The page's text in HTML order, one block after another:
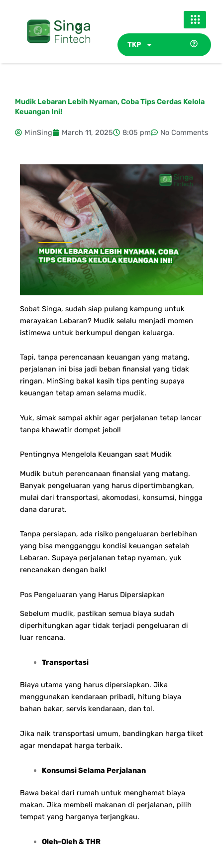
TKP
Mudik Lebaran Lebih Nyaman, Coba Tips Cerdas Kelola
Keuangan Ini!
MinSing March 11, 2025 8:05 pm No Comments
Sobat Singa, sudah siap pulang kampung untuk
merayakan Lebaran? Mudik selalu menjadi momen
istimewa untuk berkumpul dengan keluarga.
Tapi, tanpa perencanaan keuangan yang matang,
perjalanan ini bisa jadi beban finansial yang tidak
ringan. MinSing bakal kasih tips penting supaya
keuangan tetap aman selama mudik.
Yuk, simak sampai akhir agar perjalanan tetap lancar
tanpa khawatir dompet jebol!
Pentingnya Mengelola Keuangan saat Mudik
Mudik butuh perencanaan finansial yang matang.
Banyak pengeluaran yang harus dipertimbangkan,
mulai dari transportasi, akomodasi, konsumsi, hingga
dana darurat.
Tanpa persiapan, ada risiko pengeluaran berlebihan
yang bisa mengganggu kondisi keuangan setelah
Lebaran. Supaya perjalanan tetap nyaman, yuk
rencanakan dengan baik!
Pos Pengeluaran yang Harus Dipersiapkan
Sebelum mudik, pastikan semua biaya sudah
diperhitungkan agar tidak terjadi pengeluaran di
luar rencana.
Transportasi
Biaya utama yang harus dipersiapkan. Jika
menggunakan kendaraan pribadi, hitung biaya
bahan bakar, servis kendaraan, dan tol.
Jika naik transportasi umum, bandingkan harga tiket
agar mendapat harga terbaik.
Konsumsi Selama Perjalanan
Bawa bekal dari rumah untuk menghemat biaya
makan. Jika membeli makanan di perjalanan, pilih
tempat yang harganya terjangkau.
Oleh-Oleh & THR